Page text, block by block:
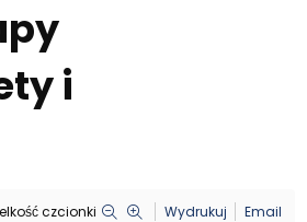
i
czcionki Wydrukuj Email